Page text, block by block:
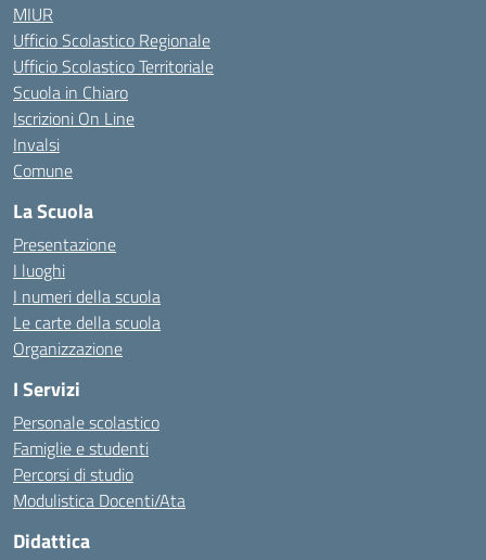
MIUR
Ufficio Scolastico Regionale
Ufficio Scolastico Territoriale
Scuola in Chiaro
Iscrizioni On Line
Invalsi
Comune
La Scuola
Presentazione
I luoghi
I numeri della scuola
Le carte della scuola
Organizzazione
I Servizi
Personale scolastico
Famiglie e studenti
Percorsi di studio
Modulistica Docenti/Ata
Didattica